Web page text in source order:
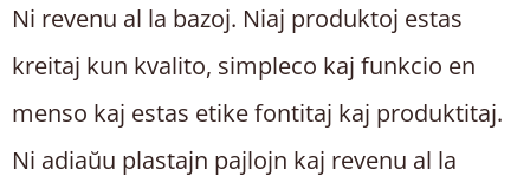
Ni revenu al la bazoj. Niaj produktoj estas
kreitaj kun kvalito, simpleco kaj funkcio en
menso kaj estas etike fontitaj kaj produktitaj.
Ni adiaŭu plastajn pajlojn kaj revenu al la